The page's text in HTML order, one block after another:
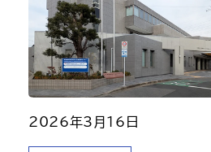
2026年3月16日